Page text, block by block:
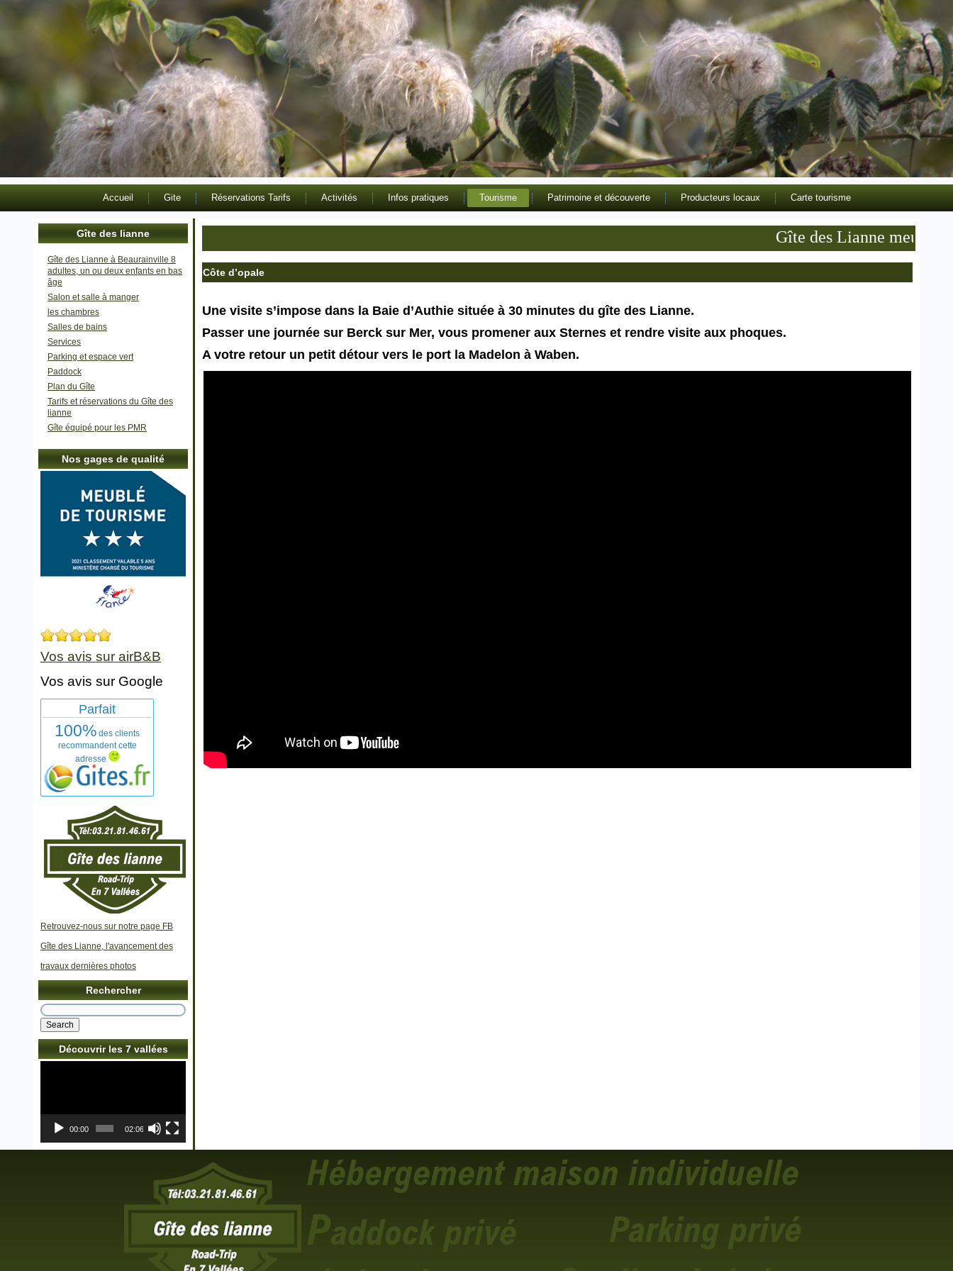
Accueil Gite Réservations Tarifs Activités Infos pratiques Tourisme Patrimoine et découverte Producteurs locaux Carte tourisme
Gîte des lianne
Gîte des Lianne à Beaurainville 8
adultes, un ou deux enfants en bas
âge
Salon et salle à manger
les chambres
Salles de bains
Services
Parking et espace vert
Paddock
Plan du Gîte
Tarifs et réservations du Gîte des
lianne
Gîte équipé pour les PMR
Nos gages de qualité
Vos avis sur airB&B
Vos avis sur Google
Parfait
100% des clients
recommandent cette
adresse
Retrouvez-nous sur notre page FB
Gîte des Lianne, l'avancement des
travaux dernières photos
Rechercher
Découvrir les 7 vallées
00:00 02:06
Gîte des Lianne meublé de
Côte d’opale
Une visite s’impose dans la Baie d’Authie située à 30 minutes du gîte des Lianne.
Passer une journée sur Berck sur Mer, vous promener aux Sternes et rendre visite aux phoques.
A votre retour un petit détour vers le port la Madelon à Waben.